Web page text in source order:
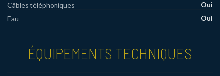
Câbles téléphoniques
Oui
Eau
Oui
ÉQUIPEMENTS TECHNIQUES